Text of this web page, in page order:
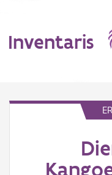
Inventaris